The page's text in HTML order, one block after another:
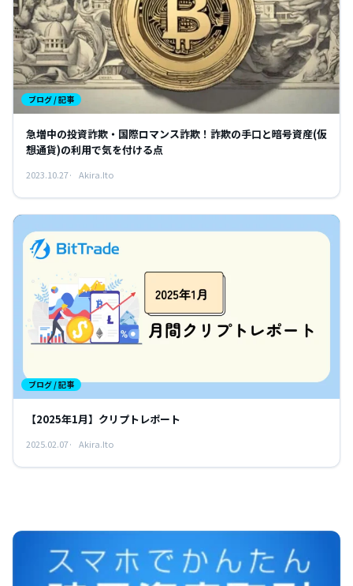
ブログ / 記事
急増中の投資詐欺・国際ロマンス詐欺！詐欺の手口と暗号資産(仮
想通貨)の利用で気を付ける点
2023.10.27 Akira.Ito
ブログ / 記事
【2025年1月】クリプトレポート
2025.02.07 Akira.Ito